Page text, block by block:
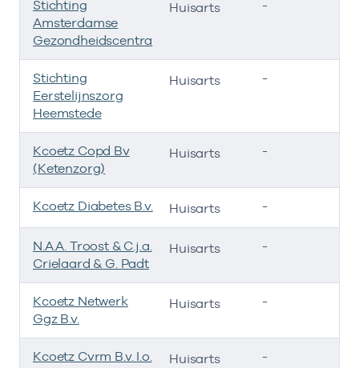
Stichting
Amsterdamse
Gezondheidscentra
Huisarts -
Stichting
Eerstelijnszorg
Heemstede
Huisarts -
Kcoetz Copd Bv
(Ketenzorg)
Huisarts -
Kcoetz Diabetes B.v. Huisarts -
N.A.A. Troost & C.j.a.
Crielaard & G. Padt
Huisarts -
Kcoetz Netwerk
Ggz B.v.
Huisarts -
Kcoetz Cvrm B.v. I.o. Huisarts -